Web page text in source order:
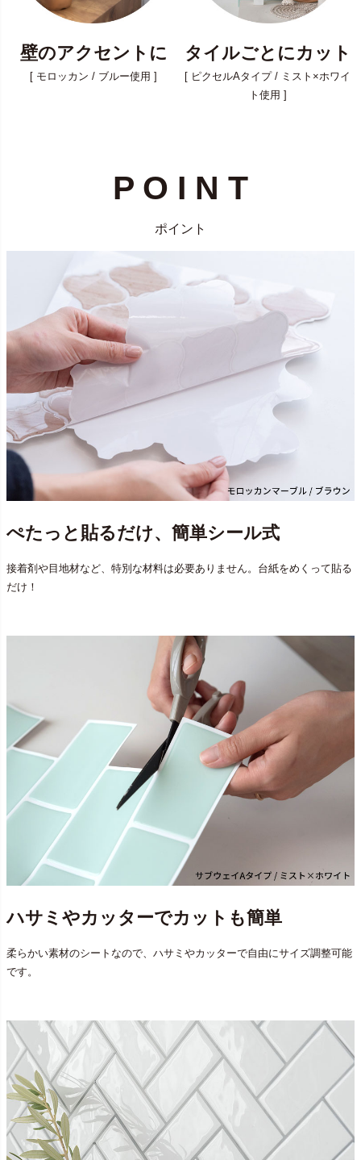
壁のアクセントに タイルごとにカット
[ モロッカン / ブルー使用 ]
[ ピクセルAタイプ / ミスト×ホワイ
ト使用 ]
P O I N T
ポイント
ぺたっと貼るだけ、簡単シール式
接着剤や目地材など、特別な材料は必要ありません。台紙をめくって貼る
だけ！
ハサミやカッターでカットも簡単
柔らかい素材のシートなので、ハサミやカッターで自由にサイズ調整可能
です。